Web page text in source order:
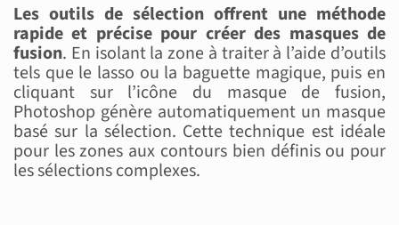
Les outils de sélection offrent une méthode
rapide et précise pour créer des masques de
fusion. En isolant la zone à traiter à l’aide d’outils
tels que le lasso ou la baguette magique, puis en
cliquant sur l’icône du masque de fusion,
Photoshop génère automatiquement un masque
basé sur la sélection. Cette technique est idéale
pour les zones aux contours bien définis ou pour
les sélections complexes.